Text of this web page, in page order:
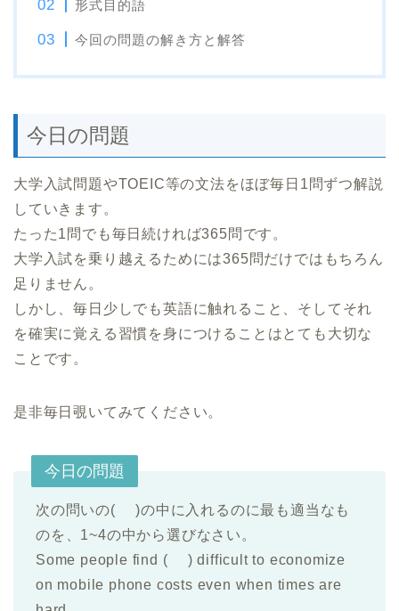
形式目的語
今回の問題の解き方と解答
今日の問題
大学入試問題やTOEIC等の文法をほぼ毎日1問ずつ解説
していきます。
たった1問でも毎日続ければ365問です。
大学入試を乗り越えるためには365問だけではもちろん
足りません。
しかし、毎日少しでも英語に触れること、そしてそれ
を確実に覚える習慣を身につけることはとても大切な
ことです。
是非毎日覗いてみてください。
今日の問題
次の問いの( )の中に入れるのに最も適当なも
のを、1~4の中から選びなさい。
Some people find ( ) difficult to economize
on mobile phone costs even when times are